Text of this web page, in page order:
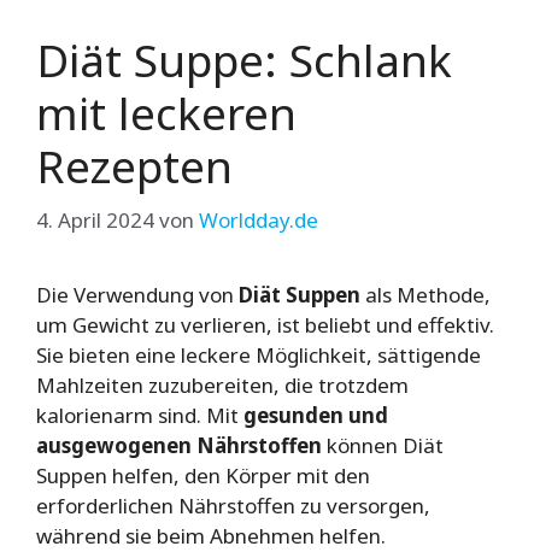
Diät Suppe: Schlank
mit leckeren
Rezepten
4. April 2024von Worldday.de
Die Verwendung von Diät Suppen als Methode,
um Gewicht zu verlieren, ist beliebt und effektiv.
Sie bieten eine leckere Möglichkeit, sättigende
Mahlzeiten zuzubereiten, die trotzdem
kalorienarm sind. Mit gesunden und
ausgewogenen Nährstoffen können Diät
Suppen helfen, den Körper mit den
erforderlichen Nährstoffen zu versorgen,
während sie beim Abnehmen helfen.